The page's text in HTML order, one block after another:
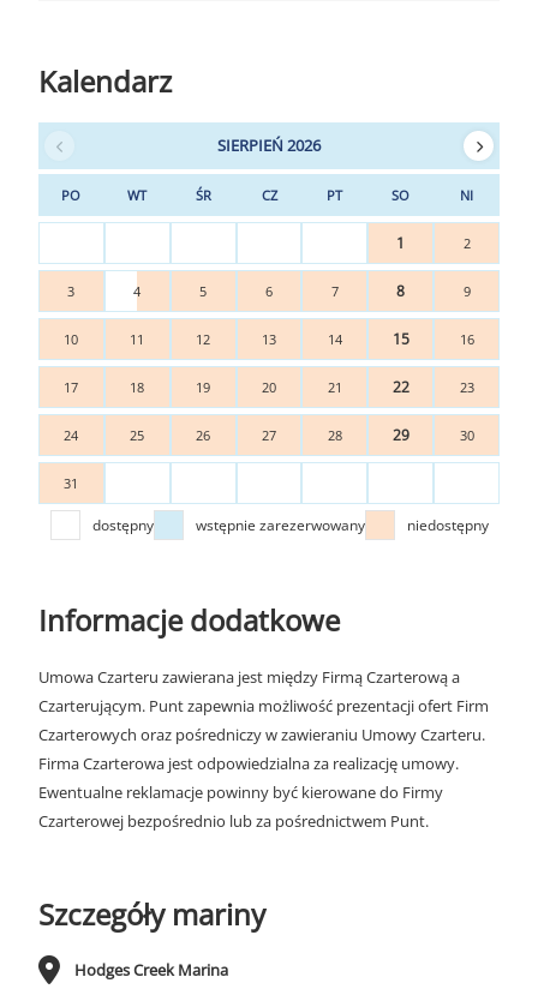
Kalendarz
SIERPIEŃ 2026
PO WT ŚR CZ PT SO NI
1 2
3 4 5 6 7 8 9
10 11 12 13 14 15 16
17 18 19 20 21 22 23
24 25 26 27 28 29 30
31
dostępny wstępnie zarezerwowany niedostępny
Informacje dodatkowe
Umowa Czarteru zawierana jest między Firmą Czarterową a
Czarterującym. Punt zapewnia możliwość prezentacji ofert Firm
Czarterowych oraz pośredniczy w zawieraniu Umowy Czarteru.
Firma Czarterowa jest odpowiedzialna za realizację umowy.
Ewentualne reklamacje powinny być kierowane do Firmy
Czarterowej bezpośrednio lub za pośrednictwem Punt.
Szczegóły mariny
Hodges Creek Marina